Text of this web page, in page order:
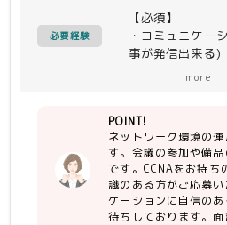
・作業場所の環
備品の管理
必要経験
【必須】
・コミュニケー
事が発信出来る)
を着実に実行でき
・インフラ/ＮＷ
【尚可】
・
・CentOS経験
more
POINT!
ネットワーク環境の
す。会議の参加や備
です。CCNAをお持ち
識のある方がご応募
ケーションに自信の
待ちしております。面